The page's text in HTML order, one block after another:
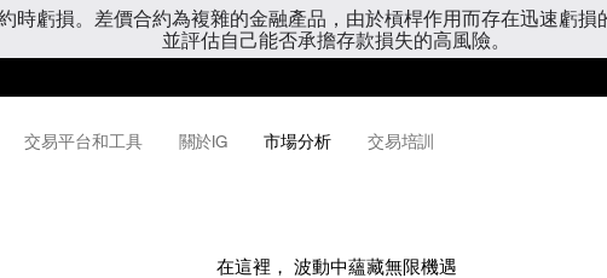
時虧損。差價合約為複雜的金融產品，由於槓桿作用而存在迅速虧
並評估自己能否承擔存款損失的高風險。
交易平台和工具 關於IG 市場分析 交易培訓
在這裡， 波動中蘊藏無限機遇